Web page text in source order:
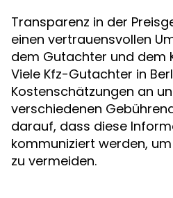
Transparenz in der
einen vertrauensvollen
dem Gutachter und dem
Viele Kfz-Gutachter in
Kostenschätzungen an
verschiedenen
darauf, dass diese
kommuniziert werden,
zu vermeiden.